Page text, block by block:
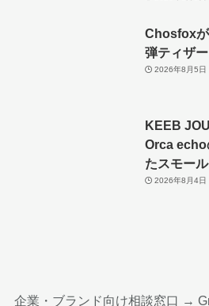
Chosfoxが
弾ティザ
2026年8月5日
KEEB
Orca echo
たスモー
2026年8月4日
企業・ブランド向け相談窓口 →